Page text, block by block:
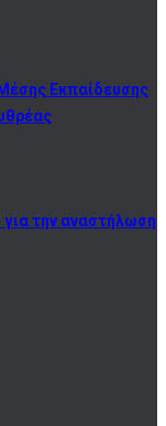
Εκπαίδευσης
την αναστήλωση